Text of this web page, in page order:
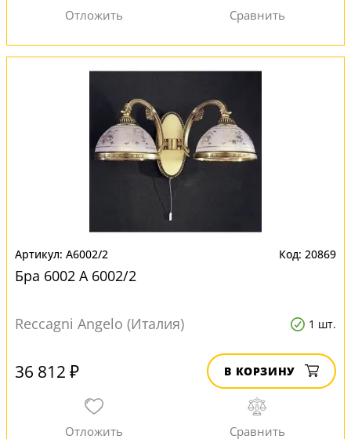
A6002/2 20869
Бра 6002 A 6002/2
Reccagni Angelo (Италия) 1 шт.
36 812 ₽ В КОРЗИНУ